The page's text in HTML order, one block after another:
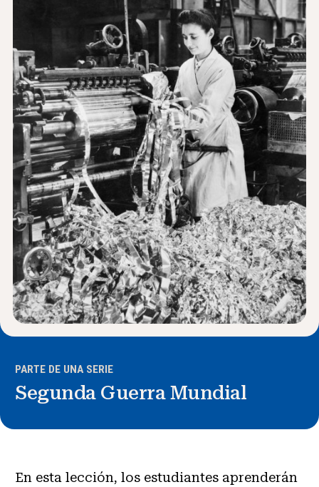
Acerca de NHD
Involucrarse
PARTE DE UNA SERIE
Segunda Guerra Mundial
En esta lección, los estudiantes aprenderán